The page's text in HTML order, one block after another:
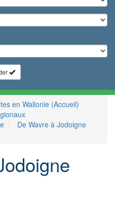
en Wallonie (Accueil)
De Wavre à Jodoigne